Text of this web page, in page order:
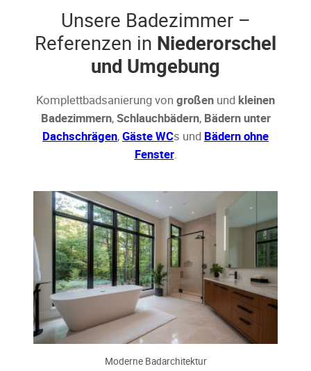
Unsere Badezimmer –
Referenzen in Niederorschel
und Umgebung
Komplettbadsanierung von großen und kleinen
Badezimmern,Schlauchbädern, Bädern unter
Dachschrägen,Gäste WCs und Bädern ohne
Fenster.
Moderne Badarchitektur